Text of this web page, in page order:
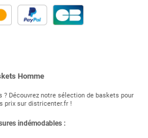
Homme
? Découvrez notre sélection de baskets pour
prix sur districenter.fr !
indémodables :